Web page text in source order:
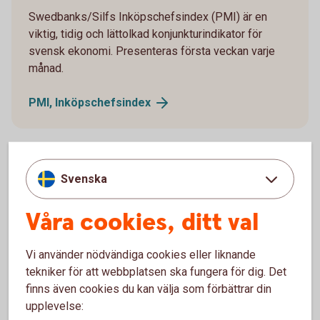
Swedbanks/Silfs Inköpschefsindex (PMI) är en
viktig, tidig och lättolkad konjunkturindikator för
svensk ekonomi. Presenteras första veckan varje
månad.
PMI, Inköpschefsindex
Lantbruks­barometern­
Två gånger per år, på våren och på hösten, frågar vi
investeringsvilja och framtidstro. Allt samlas i
Lantbruksbarometern som har utkommit sedan 1987.
Lantbruksbarometern
Svenska
Våra cookies, ditt val
Vi använder nödvändiga cookies eller liknande
tekniker för att webbplatsen ska fungera för dig. Det
finns även cookies du kan välja som förbättrar din
upplevelse: